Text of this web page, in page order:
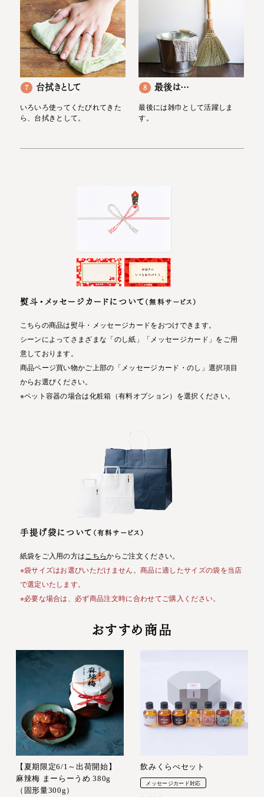
7 台拭きとして
いろいろ使ってくたびれてきた
ら、台拭きとして。
8 最後は…
最後には雑巾として活躍しま
す。
熨斗・メッセージカードについて （無料サービス）
こちらの商品は熨斗・メッセージカードをおつけできます。
シーンによってさまざまな「のし紙」「メッセージカード」をご用
意しております。
商品ページ買い物かご上部の「メッセージカード・のし」選択項目
からお選びください。
※ペット容器の場合は化粧箱（有料オプション）を選択ください。
手提げ袋について （有料サービス）
紙袋をご入用の方は こちらからご注文ください。
※袋サイズはお選びいただけません。商品に適したサイズの袋を当店
で選定いたします。
※必要な場合は、必ず商品注文時に合わせてご購入ください。
おすすめ商品
【夏期限定6/1～出荷開始】
麻辣梅 まーらーうめ 380g
（固形量300g）
飲みくらべセット
メッセージカード対応